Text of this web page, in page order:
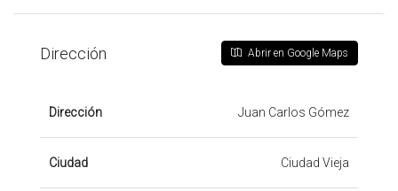
Dirección Abrir en Google Maps
Dirección Juan Carlos Gómez
Ciudad Ciudad Vieja